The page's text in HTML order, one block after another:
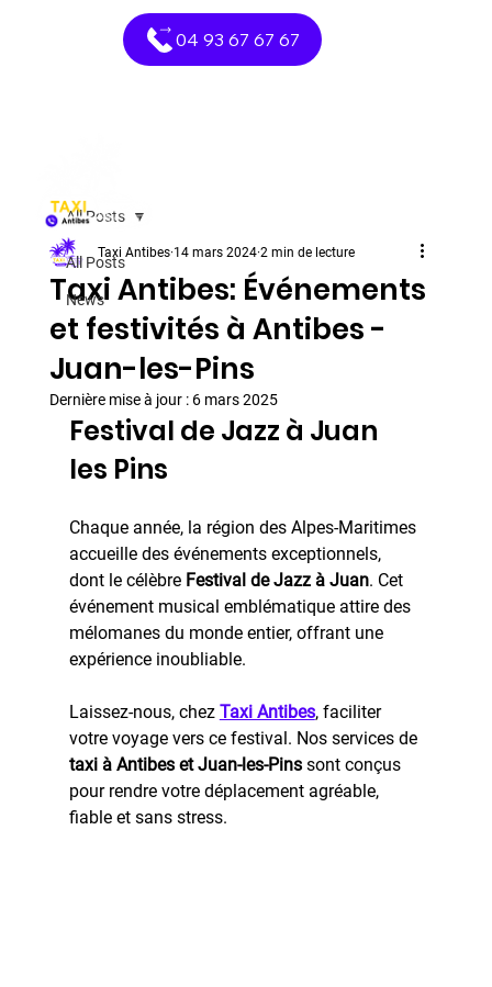
04 93 67 67 67
All Posts
News
All Posts
Taxi Antibes: Événements
et festivités à Antibes -
Juan-les-Pins
Taxi Antibes 14 mars 2024 2 min de lecture
Dernière mise à jour : 6 mars 2025
Festival de Jazz à Juan
les Pins
Chaque année, la région des Alpes-Maritimes
accueille des événements exceptionnels,
dont le célèbre Festival de Jazz à Juan. Cet
événement musical emblématique attire des
mélomanes du monde entier, offrant une
expérience inoubliable.
Laissez-nous, chez Taxi Antibes, faciliter
votre voyage vers ce festival. Nos services de
taxi à Antibes et Juan-les-Pins sont conçus
pour rendre votre déplacement agréable,
fiable et sans stress.